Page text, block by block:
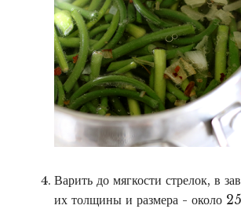
Варить до мягкости стрелок, в
их толщины и размера - около